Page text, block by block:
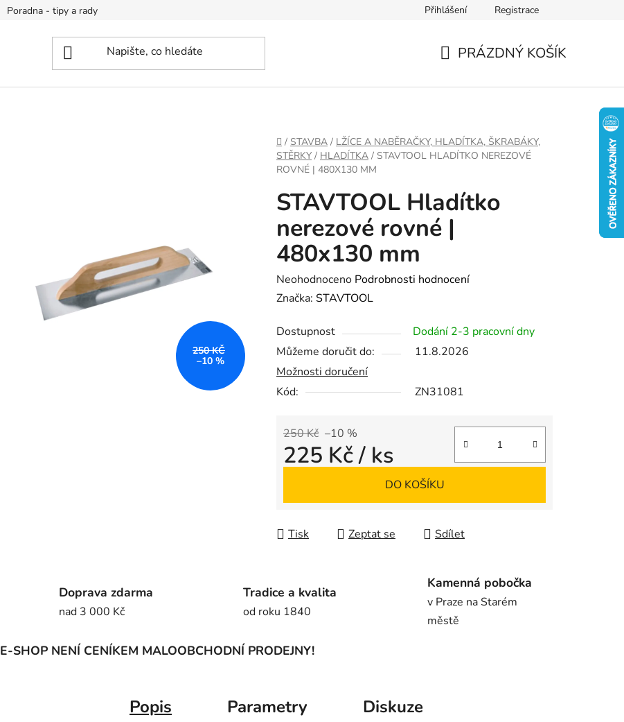
Poradna - tipy a rady Přihlášení Registrace
PRÁZDNÝ KOŠÍK
DOMŮ
/ STAVBA / LŽÍCE A NABĚRAČKY, HLADÍTKA, ŠKRABÁKY,
STĚRKY / HLADÍTKA / STAVTOOL HLADÍTKO NEREZOVÉ
ROVNÉ | 480X130 MM
STAVTOOL Hladítko
nerezové rovné |
480x130 mm
Průměrné
hodnocení
je
0,0
z
5
Neohodnoceno Podrobnosti hodnocení
Značka: STAVTOOL
Dostupnost
Dodání 2-3 pracovní dny
Můžeme doručit do:
11.8.2026
Možnosti doručení
Kód:
ZN31081
250 Kč –10 %
225 Kč/ ks
DO KOŠÍKU
Tisk Zeptat se Sdílet
250 KČ
–10 %
Doprava zdarma
nad 3 000 Kč
Tradice a kvalita
od roku 1840
Kamenná pobočka
v Praze na Starém
městě
E-SHOP NENÍ CENÍKEM MALOOBCHODNÍ PRODEJNY!
Popis Parametry Diskuze